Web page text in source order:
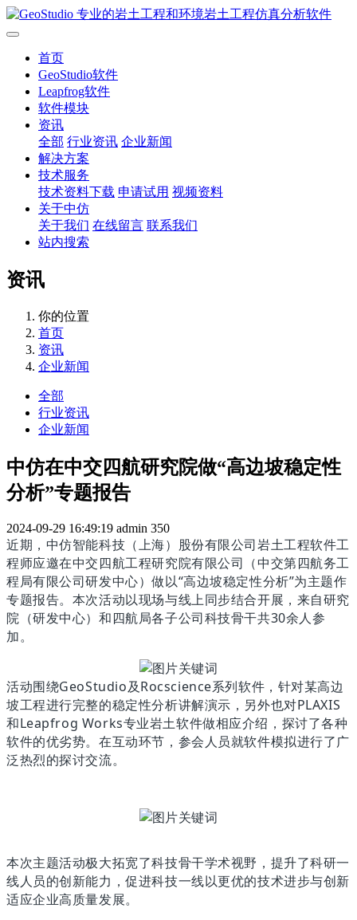
首页
GeoStudio软件
Leapfrog软件
软件模块
资讯
全部 行业资讯 企业新闻
解决方案
技术服务
技术资料下载 申请试用 视频资料
关于中仿
关于我们 在线留言 联系我们
站内搜索
资讯
你的位置
首页
资讯
企业新闻
全部
行业资讯
企业新闻
中仿在中交四航研究院做“高边坡稳定性
分析”专题报告
2024-09-29 16:49:19 admin 350
近期， 中仿智能科技（上海）股份有限公司岩土工程软件工
程师应邀在中交四航工程研究院有限公司（中交第四航务工
程局有限公司研发中心）做以“高边坡稳定性分析”为主题作
专题报告。本次活动以现场与线上同步结合开展，来自研究
院（研发中心）和四航局各子公司科技骨干共30余人参
加。
活动围绕GeoStudio及Rocscience系列软件，针对某高边
坡工程进行完整的稳定性分析讲解演示，另外也对PLAXIS
和Leapfrog Works专业岩土软件做相应介绍，探讨了各种
软件的优劣势。在互动环节，参会人员就软件模拟进行了广
泛热烈的探讨交流。
本次主题活动极大拓宽了科技骨干学术视野，提升了科研一
线人员的创新能力，促进科技一线以更优的技术进步与创新
适应企业高质量发展。